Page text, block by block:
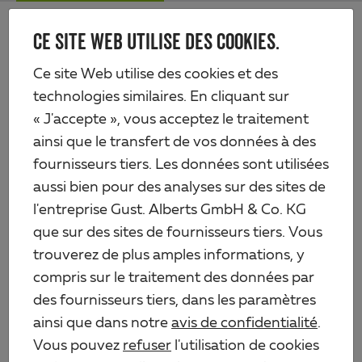
CE SITE WEB UTILISE DES COOKIES.
Ce site Web utilise des cookies et des
technologies similaires. En cliquant sur
« J'accepte », vous acceptez le traitement
ainsi que le transfert de vos données à des
fournisseurs tiers. Les données sont utilisées
aussi bien pour des analyses sur des sites de
l'entreprise Gust. Alberts GmbH & Co. KG
que sur des sites de fournisseurs tiers. Vous
trouverez de plus amples informations, y
compris sur le traitement des données par
des fournisseurs tiers, dans les paramètres
ainsi que dans notre avis de confidentialité.
Vous pouvez refuser l'utilisation de cookies
Skip
content
Alberts
Produits Quincaillerie Verrous Targette avec bouton en laiton